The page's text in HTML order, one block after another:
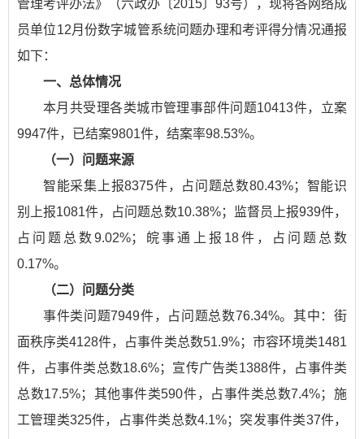
管理考评办法》（六政办〔2015〕93号），现将各网络成
员单位12月份数字城管系统问题办理和考评得分情况通报
如下：
一、总体情况
本月共受理各类城市管理事部件问题10413件，立案
9947件，已结案9801件，结案率98.53%。
（一）问题来源
智能采集上报8375件，占问题总数80.43%；智能识
别上报1081件，占问题总数10.38%；监督员上报939件，
占问题总数9.02%；皖事通上报18件，占问题总数
0.17%。
（二）问题分类
事件类问题7949件，占问题总数76.34%。其中：街
面秩序类4128件，占事件类总数51.9%；市容环境类1481
件，占事件类总数18.6%；宣传广告类1388件，占事件类
总数17.5%；其他事件类590件，占事件类总数7.4%；施
工管理类325件，占事件类总数4.1%；突发事件类37件，